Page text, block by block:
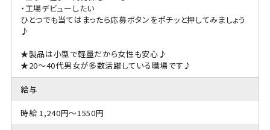
・工場デビューしたい
ひとつでも当てはまったら応募ボタンをポチッと押してみましょう
♪
★製品は小型で軽量だから女性も安心♪
★20～40代男女が多数活躍している職場です♪
給与
時給 1,240円～1550円